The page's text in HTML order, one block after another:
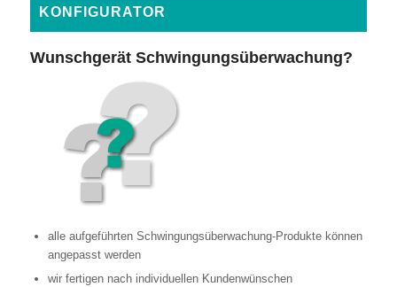
KONFIGURATOR
Wunschgerät Schwingungsüberwachung?
alle aufgeführten Schwingungsüberwachung-Produkte können
angepasst werden
wir fertigen nach individuellen Kundenwünschen